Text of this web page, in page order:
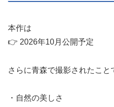
本作は
👉 2026年10月公開予定
さらに青森で撮影されたこと
・自然の美しさ